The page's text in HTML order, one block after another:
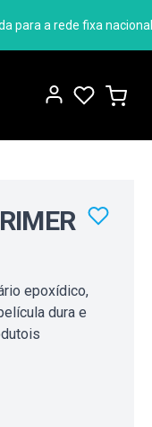
a rede fixa nacional)
epoxídico,
dura e